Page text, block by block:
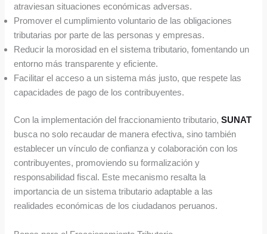
atraviesan situaciones económicas adversas.
Promover el cumplimiento voluntario de las obligaciones
tributarias por parte de las personas y empresas.
Reducir la morosidad en el sistema tributario, fomentando un
entorno más transparente y eficiente.
Facilitar el acceso a un sistema más justo, que respete las
capacidades de pago de los contribuyentes.
Con la implementación del fraccionamiento tributario,SUNAT
busca no solo recaudar de manera efectiva, sino también
establecer un vínculo de confianza y colaboración con los
contribuyentes, promoviendo su formalización y
responsabilidad fiscal. Este mecanismo resalta la
importancia de un sistema tributario adaptable a las
realidades económicas de los ciudadanos peruanos.